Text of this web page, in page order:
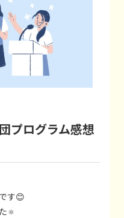
プログラム感想
す😊
🔅